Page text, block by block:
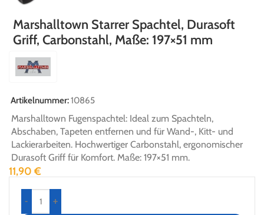
Marshalltown Starrer Spachtel, Durasoft
Griff, Carbonstahl, Maße: 197×51 mm
Artikelnummer:10865
Marshalltown Fugenspachtel: Ideal zum Spachteln,
Abschaben, Tapeten entfernen und für Wand-, Kitt- und
Lackierarbeiten. Hochwertiger Carbonstahl, ergonomischer
Durasoft Griff für Komfort. Maße: 197×51 mm.
11,90€
-
+